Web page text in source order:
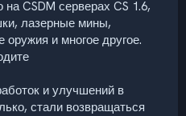
CSDM серверах CS 1.6,
лазерные мины,
и многое другое.
и улучшений в
стали возвращаться